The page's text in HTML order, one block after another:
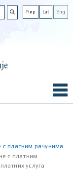
Ћир Lat Eng
с платним рачунима
с платним
услуга